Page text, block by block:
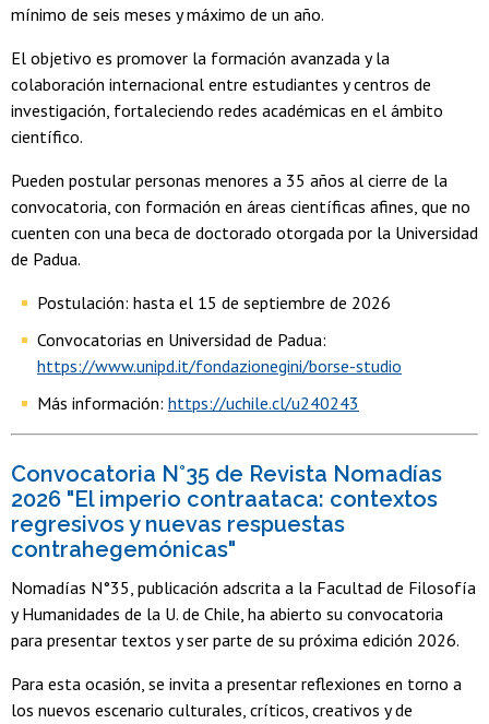
mínimo de seis meses y máximo de un año.
El objetivo es promover la formación avanzada y la
colaboración internacional entre estudiantes y centros de
investigación, fortaleciendo redes académicas en el ámbito
científico.
Pueden postular personas menores a 35 años al cierre de la
convocatoria, con formación en áreas científicas afines, que no
cuenten con una beca de doctorado otorgada por la Universidad
de Padua.
Postulación: hasta el 15 de septiembre de 2026
Convocatorias en Universidad de Padua:
https://www.unipd.it/fondazionegini/borse-studio
Más información: https://uchile.cl/u240243
Convocatoria N°35 de Revista Nomadías
2026 "El imperio contraataca: contextos
regresivos y nuevas respuestas
contrahegemónicas"
Nomadías N°35, publicación adscrita a la Facultad de Filosofía
y Humanidades de la U. de Chile, ha abierto su convocatoria
para presentar textos y ser parte de su próxima edición 2026.
Para esta ocasión, se invita a presentar reflexiones en torno a
los nuevos escenario culturales, críticos, creativos y de